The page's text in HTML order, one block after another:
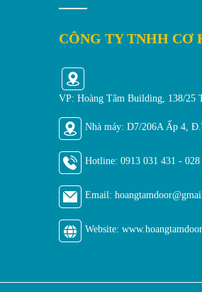
CÔNG TY TNHH
VP: Hoàng Tâm Building, 138/25
Nhà máy: D7/206A Ấp 4,
Hotline: 0913 031 431 - 028
Email:
Website: